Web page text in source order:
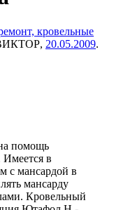
кровельные
, 20.05.2009.
помощь
Имеется в
с мансардой в
мансарду
Кровельный